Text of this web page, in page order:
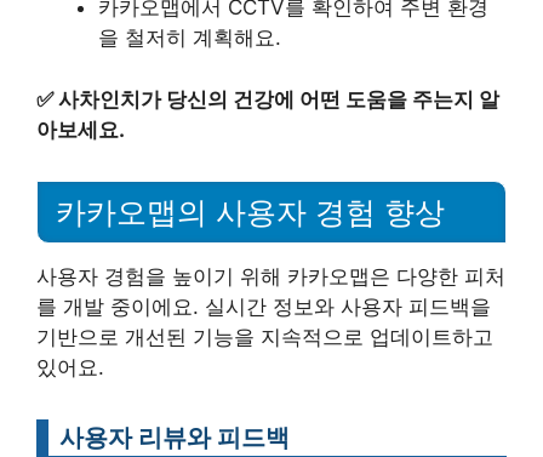
카카오맵에서 CCTV를 확인하여 주변 환경
을 철저히 계획해요.
✅사차인치가 당신의 건강에 어떤 도움을 주는지 알
아보세요.
카카오맵의 사용자 경험 향상
사용자 경험을 높이기 위해 카카오맵은 다양한 피처
를 개발 중이에요. 실시간 정보와 사용자 피드백을
기반으로 개선된 기능을 지속적으로 업데이트하고
있어요.
사용자 리뷰와 피드백